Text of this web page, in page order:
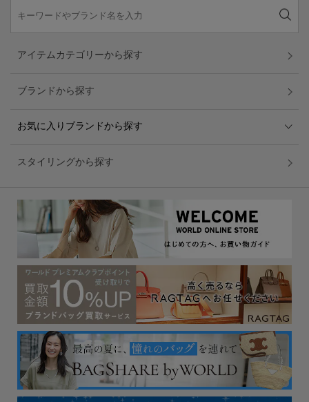
アイテムカテゴリーから探す
ブランドから探す
お気に入りブランドから探す
スタイリングから探す